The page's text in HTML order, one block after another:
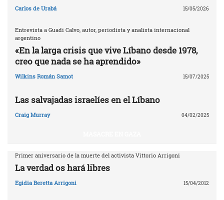
Carlos de Urabá 15/05/2026
Entrevista a Guadi Calvo, autor, periodista y analista internacional
argentino
«En la larga crisis que vive Líbano desde 1978,
creo que nada se ha aprendido»
Wilkins Román Samot 15/07/2025
Las salvajadas israelíes en el Líbano
Craig Murray 04/02/2025
Primer aniversario de la muerte del activista Vittorio Arrigoni
La verdad os hará libres
Egidia Beretta Arrigoni 15/04/2012